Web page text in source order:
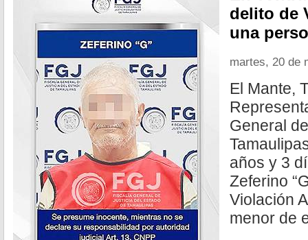
delito de
una
martes, 20 de
El Mante,
General
años y 3
Zeferino
Violación
menor de